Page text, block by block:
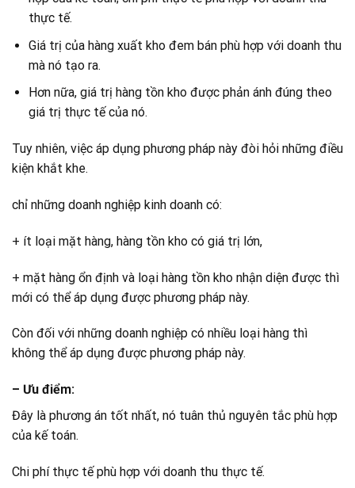
thực tế.
Giá trị của hàng xuất kho đem bán phù hợp với doanh thu
mà nó tạo ra.
Hơn nữa, giá trị hàng tồn kho được phản ánh đúng theo
giá trị thực tế của nó.
Tuy nhiên, việc áp dụng phương pháp này đòi hỏi những điều
kiện khắt khe.
chỉ những doanh nghiệp kinh doanh có:
+ ít loại mặt hàng, hàng tồn kho có giá trị lớn,
+ mặt hàng ổn định và loại hàng tồn kho nhận diện được thì
mới có thể áp dụng được phương pháp này.
Còn đối với những doanh nghiệp có nhiều loại hàng thì
không thể áp dụng được phương pháp này.
– Ưu điểm:
Đây là phương án tốt nhất, nó tuân thủ nguyên tắc phù hợp
của kế toán.
Chi phí thực tế phù hợp với doanh thu thực tế.